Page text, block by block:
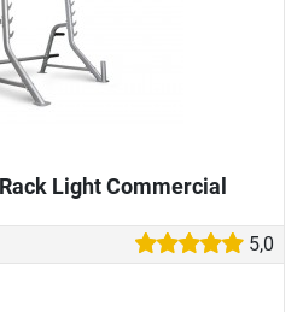
Light Commercial
5,0